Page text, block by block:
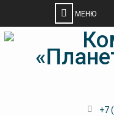
Skip
+7